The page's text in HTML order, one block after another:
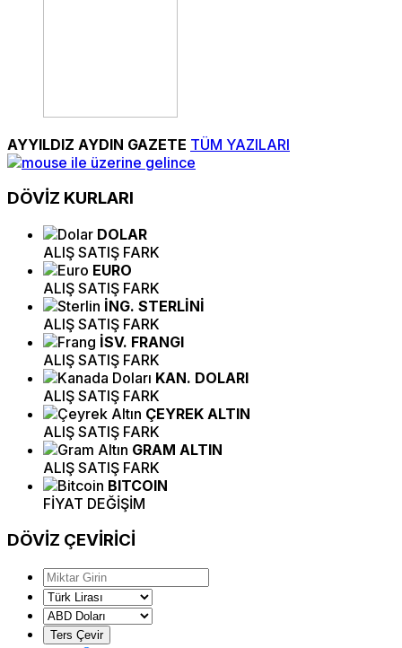
AYYILDIZ AYDIN GAZETE TÜM YAZILARI
DÖVİZ KURLARI
DOLAR
ALIŞ SATIŞ FARK
EURO
ALIŞ SATIŞ FARK
İNG. STERLİNİ
ALIŞ SATIŞ FARK
İSV. FRANGI
ALIŞ SATIŞ FARK
KAN. DOLARI
ALIŞ SATIŞ FARK
ÇEYREK ALTIN
ALIŞ SATIŞ FARK
GRAM ALTIN
ALIŞ SATIŞ FARK
BITCOIN
FİYAT DEĞİŞİM
DÖVİZ ÇEVİRİCİ